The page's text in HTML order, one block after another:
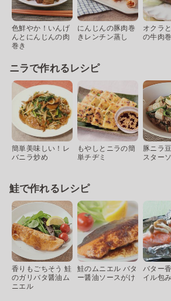
色鮮やか！いんげ
んとにんじんの肉
巻き
にんじんの豚肉巻
きレンチン蒸し
オクラ
の牛肉
ニラで作れるレシピ
簡単美味しい！レ
バニラ炒め
もやしとニラの簡
単チヂミ
豚ニラ
スター
鮭で作れるレシピ
香りもごちそう 鮭
のガリバタ醤油ム
ニエル
鮭のムニエル バタ
ー醤油ソースがけ
バター
イル包